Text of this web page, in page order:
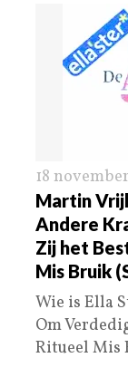
18
Martin
Andere
Zij het
Mis Bruik
Wie is Ella
Om
Ritueel Mis